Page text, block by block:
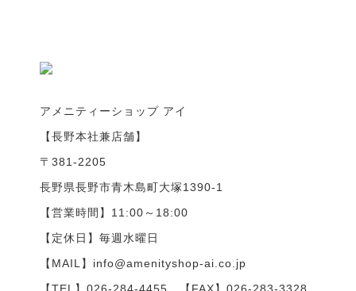
アメニティーショップ アイ
【長野本社兼店舗】
〒381-2205
長野県長野市青木島町大塚1390-1
【営業時間】11:00～18:00
【定休日】毎週水曜日
【MAIL】info@amenityshop-ai.co.jp